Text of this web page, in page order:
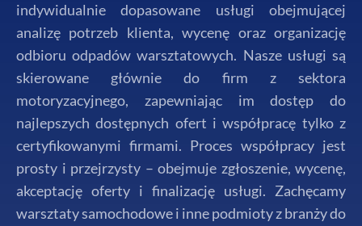
indywidualnie dopasowane usługi obejmującej
analizę potrzeb klienta, wycenę oraz organizację
odbioru odpadów warsztatowych. Nasze usługi są
skierowane głównie do firm z sektora
motoryzacyjnego, zapewniając im dostęp do
najlepszych dostępnych ofert i współpracę tylko z
certyfikowanymi firmami. Proces współpracy jest
prosty i przejrzysty – obejmuje zgłoszenie, wycenę,
akceptację oferty i finalizację usługi. Zachęcamy
warsztaty samochodowe i inne podmioty z branży do